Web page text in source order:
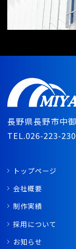
長野県長野市中
TEL.026-223-
トップページ
会社概要
制作実績
採用について
お知らせ